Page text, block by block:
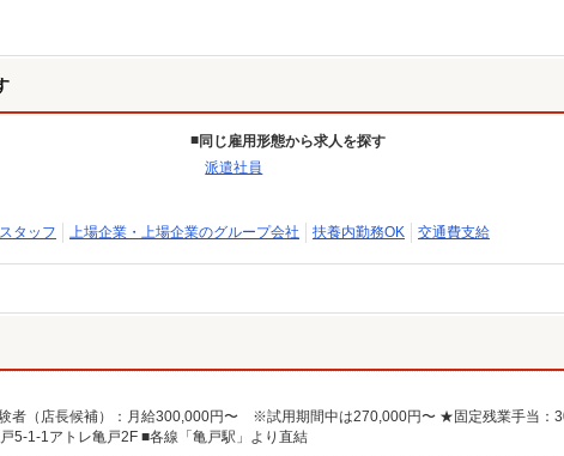
同じ雇用形態から求人を探す
派遣社員
タッフ 上場企業・上場企業のグループ会社 扶養内勤務OK 交通費支給
5-1-1アトレ亀戸2F ■各線「亀戸駅」より直結